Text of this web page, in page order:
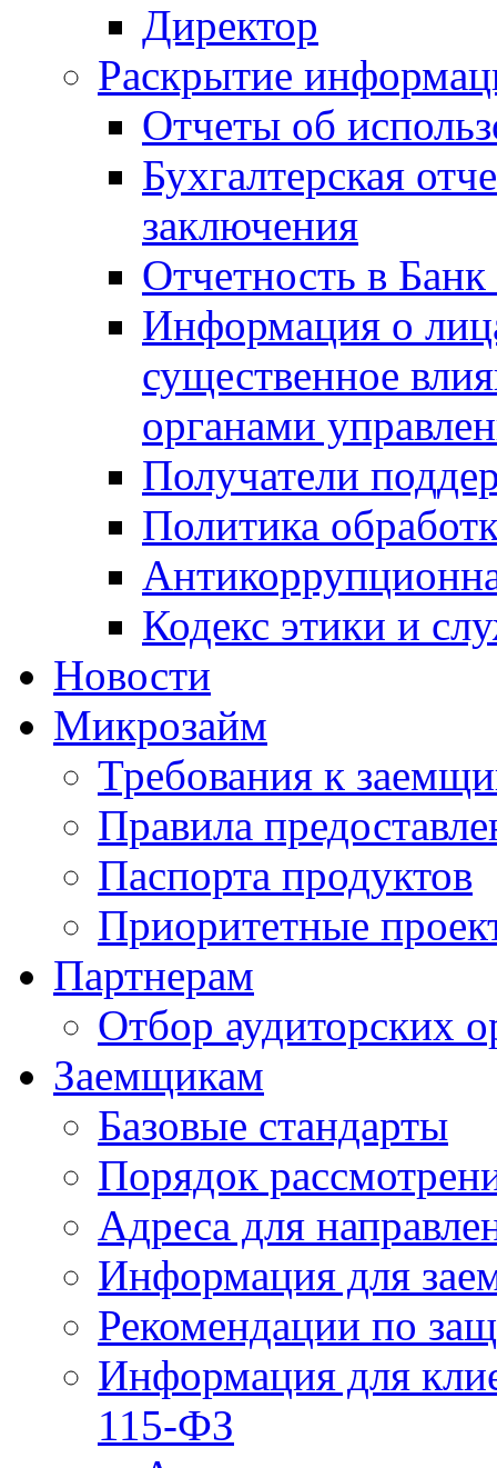
Директор
Раскрытие
Отчеты об
Бухгалтерская
заключения
Отчетность в
Информация о
существенное
органами
Получатели
Политика
Кодекс этики и
Новости
Микрозайм
Требования к
Правила
Паспорта продуктов
Приоритетные
Партнерам
Отбор аудиторских
Заемщикам
Базовые стандарты
Порядок
Адреса для
Информация для
Рекомендации по
Информация для
115-ФЗ